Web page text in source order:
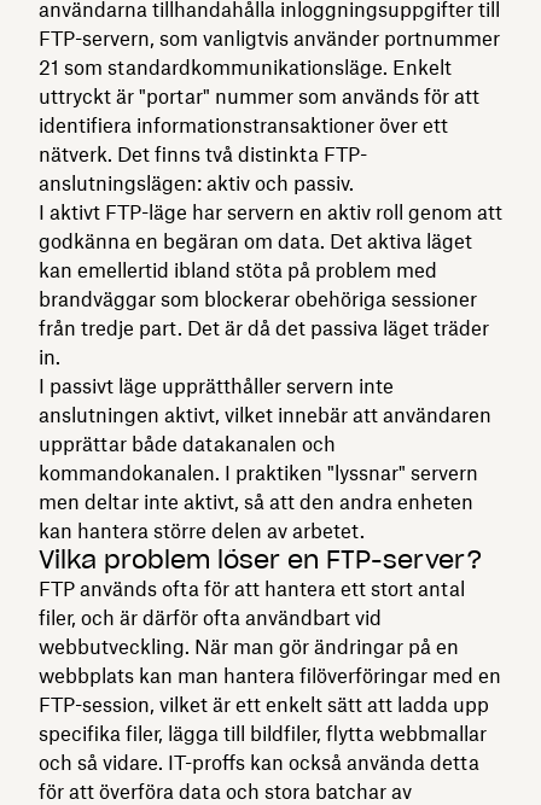
användarna tillhandahålla inloggningsuppgifter till
FTP-servern, som vanligtvis använder portnummer
21 som standardkommunikationsläge. Enkelt
uttryckt är "portar" nummer som används för att
identifiera informationstransaktioner över ett
nätverk. Det finns två distinkta FTP-
anslutningslägen: aktiv och passiv.
I aktivt FTP-läge har servern en aktiv roll genom att
godkänna en begäran om data. Det aktiva läget
kan emellertid ibland stöta på problem med
brandväggar som blockerar obehöriga sessioner
från tredje part. Det är då det passiva läget träder
in.
I passivt läge upprätthåller servern inte
anslutningen aktivt, vilket innebär att användaren
upprättar både datakanalen och
kommandokanalen. I praktiken "lyssnar" servern
men deltar inte aktivt, så att den andra enheten
kan hantera större delen av arbetet.
Vilka problem löser en FTP-server?
FTP används ofta för att hantera ett stort antal
filer, och är därför ofta användbart vid
webbutveckling. När man gör ändringar på en
webbplats kan man hantera filöverföringar med en
FTP-session, vilket är ett enkelt sätt att ladda upp
specifika filer, lägga till bildfiler, flytta webbmallar
och så vidare. IT-proffs kan också använda detta
för att överföra data och stora batchar av